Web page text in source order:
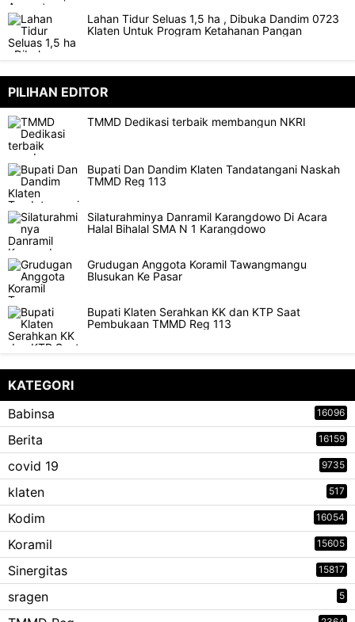
Lahan Tidur Seluas 1,5 ha , Dibuka Dandim 0723
Klaten Untuk Program Ketahanan Pangan
PILIHAN EDITOR
TMMD Dedikasi terbaik membangun NKRI
Bupati Dan Dandim Klaten Tandatangani Naskah
TMMD Reg 113
Silaturahminya Danramil Karangdowo Di Acara
Halal Bihalal SMA N 1 Karangdowo
Grudugan Anggota Koramil Tawangmangu
Blusukan Ke Pasar
Bupati Klaten Serahkan KK dan KTP Saat
Pembukaan TMMD Reg 113
KATEGORI
Babinsa
16096
Berita 16159
covid 19 9735
klaten 517
Kodim 16054
Koramil 15605
Sinergitas 15817
sragen 5